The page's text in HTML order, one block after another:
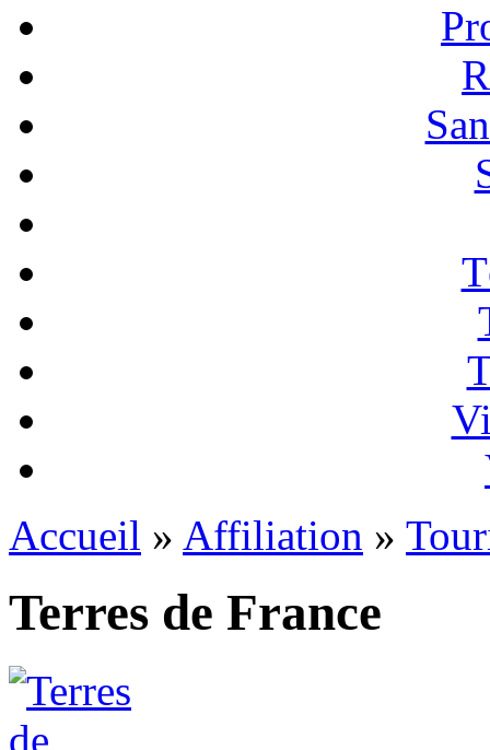
Accueil » Affiliation »
Terres de France